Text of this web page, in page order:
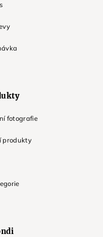
fotografie
produkty